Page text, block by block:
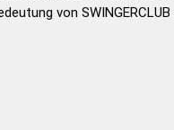
von SWINGERCLUB